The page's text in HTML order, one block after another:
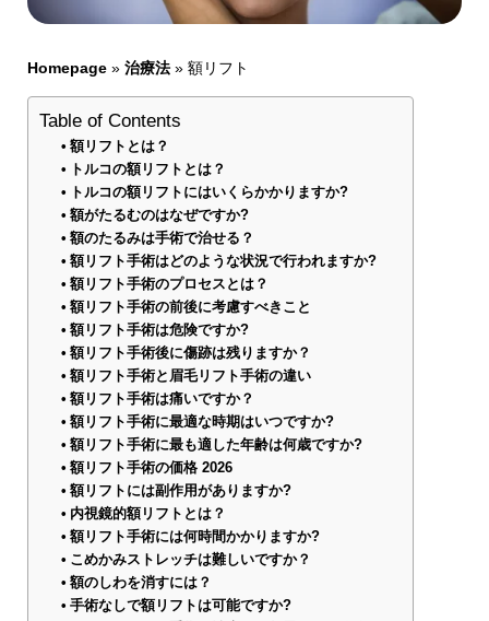
Homepage » 治療法 » 額リフト
Table of Contents
額リフトとは？
トルコの額リフトとは？
トルコの額リフトにはいくらかかりますか?
額がたるむのはなぜですか?
額のたるみは手術で治せる？
額リフト手術はどのような状況で行われますか?
額リフト手術のプロセスとは？
額リフト手術の前後に考慮すべきこと
額リフト手術は危険ですか?
額リフト手術後に傷跡は残りますか？
額リフト手術と眉毛リフト手術の違い
額リフト手術は痛いですか？
額リフト手術に最適な時期はいつですか?
額リフト手術に最も適した年齢は何歳ですか?
額リフト手術の価格 2026
額リフトには副作用がありますか?
内視鏡的額リフトとは？
額リフト手術には何時間かかりますか?
こめかみストレッチは難しいですか？
額のしわを消すには？
手術なしで額リフトは可能ですか?